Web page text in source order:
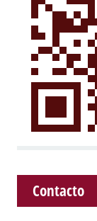
Contacto